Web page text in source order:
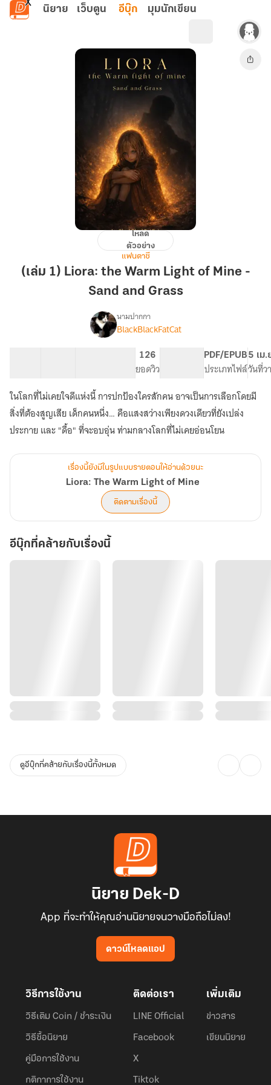
ข้ามไปยังเนื้อหาหลัก
นิยาย เว็บตูน อีบุ๊ก มุมนักเขียน
Liora:
Warm
Light
Mine
and
Grass
โหลด
ตัวอย่าง
แฟนตาซี
(เล่ม 1) Liora: the Warm Light of Mine -
Sand and Grass
เรื่องLiora:
Warm
Light
of
Mine
นามปากกา
BlackBlackFatCat
126
ยอดวิว
PDF/EPUB
ประเภทไฟล์
5 เม
วันที่ว
ในโลกที่ไม่เคยใจดีแห่งนี้ การปกป้องใครสักคน อาจเป็นการเลือกโดยมี
สิ่งที่ต้องสูญเสีย เด็กคนหนึ่ง… คือแสงสว่างเพียงดวงเดียวที่ยังเปล่ง
ประกาย และ "ดื้อ" ที่จะอบอุ่น ท่ามกลางโลกที่ไม่เคยอ่อนโยน
เรื่องนี้ยังมีในรูปแบบรายตอนให้อ่านด้วยนะ
Liora: The Warm Light of Mine
ติดตามเรื่องนี้
อีบุ๊กที่คล้ายกับเรื่องนี้
ดูอีบุ๊กที่คล้ายกับเรื่องนี้ทั้งหมด
นิยาย Dek-D
App ที่จะทำให้คุณอ่านนิยายจนวางมือถือไม่ลง!
ดาวน์โหลดแอป
วิธีการใช้งาน
วิธีเติม Coin / ชำระเงิน
วิธีซื้อนิยาย
คู่มือการใช้งาน
กติกาการใช้งาน
ติดต่อเรา
LINE Official
Facebook
X
Tiktok
เพิ่มเติม
ข่าวสาร
เขียนนิยาย